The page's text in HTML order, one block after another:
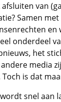
van
Samen
onderdeel
het
media
is dat
snel aan